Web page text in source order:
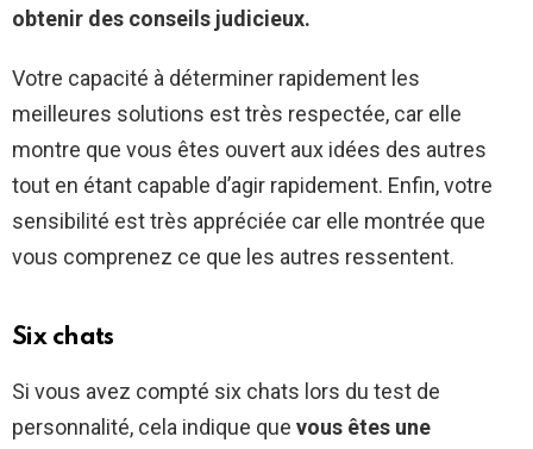
obtenir des conseils judicieux.
Votre capacité à déterminer rapidement les
meilleures solutions est très respectée, car elle
montre que vous êtes ouvert aux idées des autres
tout en étant capable d’agir rapidement. Enfin, votre
sensibilité est très appréciée car elle montrée que
vous comprenez ce que les autres ressentent.
Six chats
Si vous avez compté six chats lors du test de
personnalité, cela indique que vous êtes une